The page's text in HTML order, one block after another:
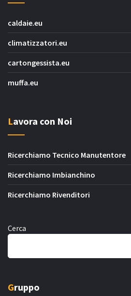
caldaie.eu
climatizzatori.eu
cartongessista.eu
muffa.eu
Lavora con Noi
Ricerchiamo Tecnico Manutentore
Ricerchiamo Imbianchino
Ricerchiamo Rivenditori
Cerca
Gruppo